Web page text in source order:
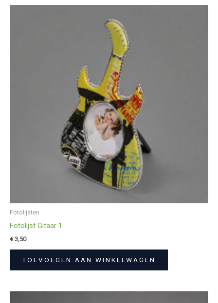
Fotolijsten
Fotolijst Gitaar 1
€3,50
TOEVOEGEN AAN WINKELWAGEN